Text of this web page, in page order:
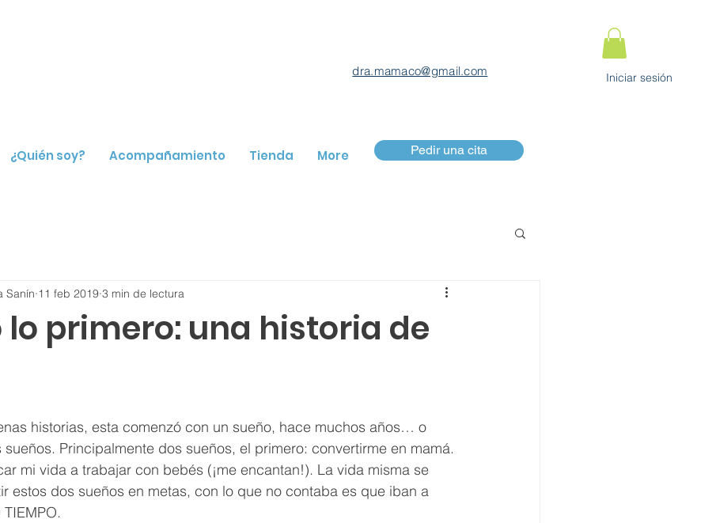
dra.mamaco@gmail.com Iniciar sesión
¿Quién soy? Acompañamiento Tienda More Pedir una cita
lo primero: una historia de
Sanín 11 feb 2019 3 min de lectura
historias, esta comenzó con un sueño, hace muchos años… o
Principalmente dos sueños, el primero: convertirme en mamá.
mi vida a trabajar con bebés (¡me encantan!). La vida misma se
estos dos sueños en metas, con lo que no contaba es que iban a